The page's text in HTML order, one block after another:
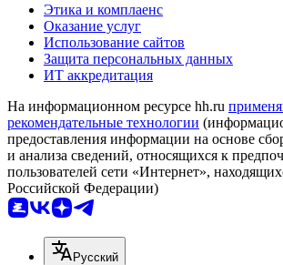
Этика и комплаенс
Оказание услуг
Использование сайтов
Защита персональных данных
ИТ аккредитация
На информационном ресурсе hh.ru
рекомендательные технологии
предоставления информации на основе
и анализа сведений, относящихся к
пользователей сети «Интернет»,
Российской Федерации)
Русский